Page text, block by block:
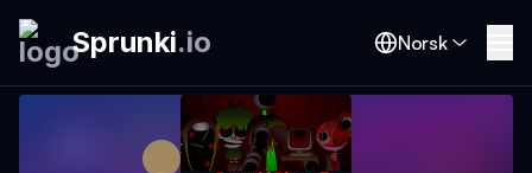
Sprunki.io Norsk